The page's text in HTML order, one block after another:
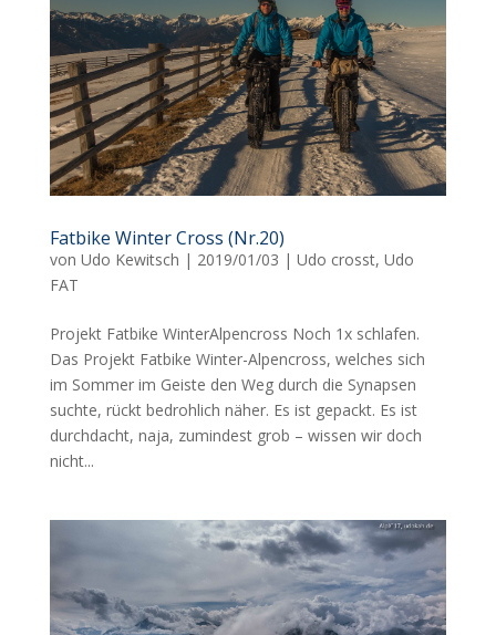
Fatbike Winter Cross (Nr.20)
von Udo Kewitsch | 2019/01/03 | Udo crosst, Udo
FAT
Projekt Fatbike WinterAlpencross Noch 1x schlafen.
Das Projekt Fatbike Winter-Alpencross, welches sich
im Sommer im Geiste den Weg durch die Synapsen
suchte, rückt bedrohlich näher. Es ist gepackt. Es ist
durchdacht, naja, zumindest grob – wissen wir doch
nicht...